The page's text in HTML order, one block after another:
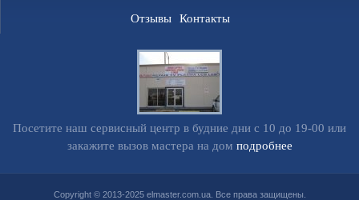
Отзывы
Контакты
Посетите наш сервисный центр в будние дни с 10 до 19-00 или
закажите вызов мастера на дом подробнее
Copyright © 2013-2025 elmaster.com.ua. Все права защищены.